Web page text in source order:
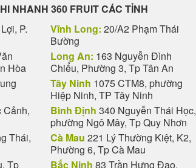
NHANH 360 FRUIT CÁC TỈNH
P.
Hòa
Thái,
Tp
Vĩnh Long: 20/A2 Phạm Thái
Bường
Long An: 163 Nguyễn Đình
Chiểu, Phường 3, Tp Tân An
Tây Ninh 1075 CTM8, phường
Hiệp Ninh, TP Tây Ninh
Bình Định 340 Nguyễn Thái Học,
phường Ngô Mây, Tp Quy Nhơn
Cà Mau 221 Lý Thường Kiệt, K2,
Phường 6, Tp Cà Mau
Bắc Ninh 83 Trần Hưng Đạo,